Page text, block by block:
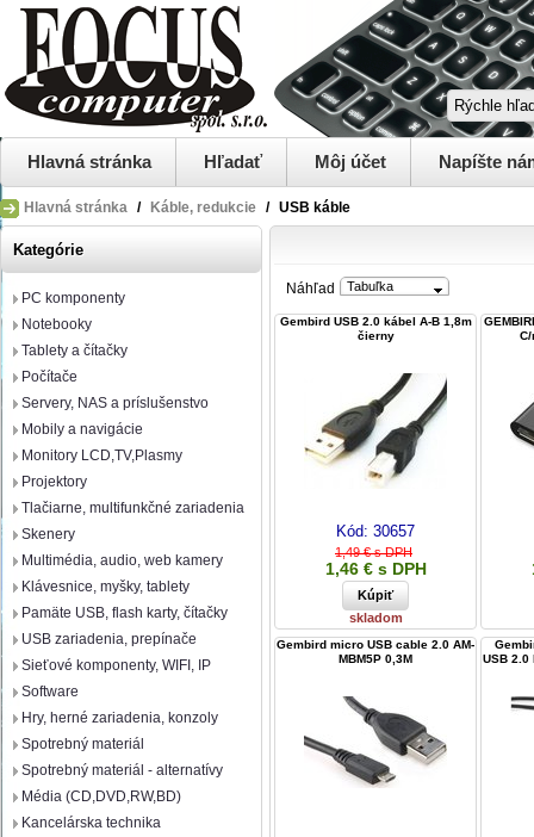
Hlavná stránka Hľadať Môj účet Napíšte
Hlavná stránka / Káble, redukcie / USB káble
Kategórie
PC komponenty
Notebooky
Tablety a čítačky
Počítače
Servery, NAS a príslušenstvo
Mobily a navigácie
Monitory LCD,TV,Plasmy
Projektory
Tlačiarne, multifunkčné zariadenia
Skenery
Multimédia, audio, web kamery
Klávesnice, myšky, tablety
Pamäte USB, flash karty, čítačky
USB zariadenia, prepínače
Sieťové komponenty, WIFI, IP
Software
Hry, herné zariadenia, konzoly
Spotrebný materiál
Spotrebný materiál - alternatívy
Média (CD,DVD,RW,BD)
Kancelárska technika
Náhľad Tabuľka
Gembird USB 2.0 kábel A-B 1,8m
čierny
Kód: 30657
1,49 € s DPH
1,46 € s DPH
skladom
Gembird micro USB cable 2.0 AM-
MBM5P 0,3M
USB 2.0